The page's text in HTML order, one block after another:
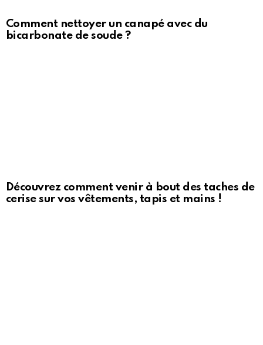
Comment nettoyer un canapé avec du
bicarbonate de soude ?
Découvrez comment venir à bout des taches de
cerise sur vos vêtements, tapis et mains !